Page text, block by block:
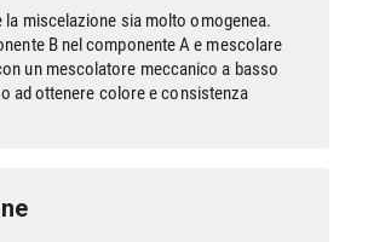
la miscelazione sia molto omogenea.
B nel componente A e mescolare
un mescolatore meccanico a basso
ad ottenere colore e consistenza